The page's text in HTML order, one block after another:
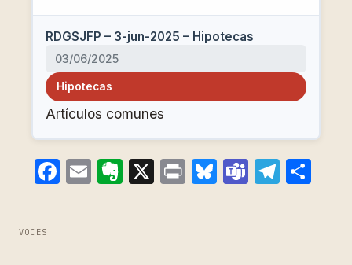
RDGSJFP – 3-jun-2025 – Hipotecas
03/06/2025
Hipotecas
Artículos comunes
Facebook
EmailEvernote
X PrintBluesky
Teams
VOCES